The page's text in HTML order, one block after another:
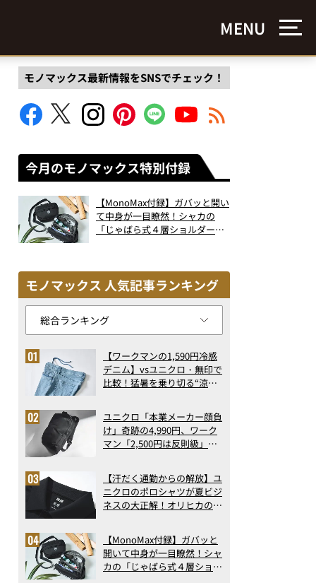
MENU
モノマックス最新情報をSNSでチェック！
今月のモノマックス特別付録
【MonoMax付録】ガバッと開い
て中身が一目瞭然！シャカの
「じゃばら式４層ショルダーバ
モノマックス 人気記事ランキング
【ワークマンの1,590円冷感
デニム】vsユニクロ・無印で
比較！猛暑を乗り切る“涼感
で決定版
ユニクロ「本業メーカー顔負
け」奇跡の4,990円、ワーク
マン「2,500円は反則級」凄
ト3】（2026年6月版）
【汗だく通勤からの解放】ユ
ニクロのポロシャツが夏ビジ
ネスの大正解！オリヒカの透
アの実力
【MonoMax付録】ガバッと
開いて中身が一目瞭然！シャ
カの「じゃばら式４層ショル